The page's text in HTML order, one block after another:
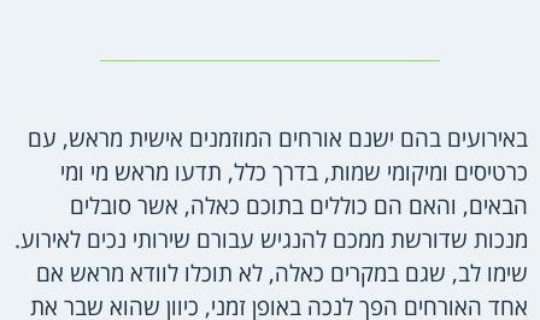
באירועים בהם ישנם אורחים המוזמנים אישית מראש, עם
כרטיסים ומיקומי שמות, בדרך כלל, תדעו מראש מי ומי
הבאים, והאם הם כוללים בתוכם כאלה, אשר סובלים
מנכות שדורשת ממכם להנגיש עבורם שירותי נכים לאירוע.
שימו לב, שגם במקרים כאלה, לא תוכלו לוודא מראש אם
אחד האורחים הפך לנכה באופן זמני, כיוון שהוא שבר את